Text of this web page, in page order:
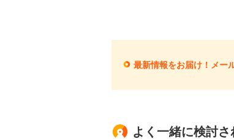
最新情報をお届け！メー
よく一緒に検討